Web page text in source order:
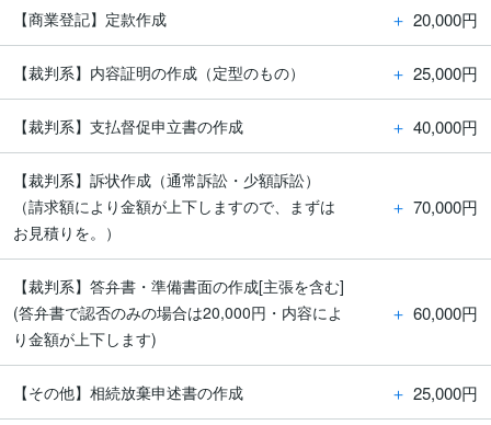
【商業登記】定款作成 ＋ 20,000円
【裁判系】内容証明の作成（定型のもの） ＋ 25,000円
【裁判系】支払督促申立書の作成 ＋ 40,000円
【裁判系】訴状作成（通常訴訟・少額訴訟）
（請求額により金額が上下しますので、まずは
お見積りを。）
＋ 70,000円
【裁判系】答弁書・準備書面の作成[主張を含む]
(答弁書で認否のみの場合は20,000円・内容によ
り金額が上下します)
＋ 60,000円
【その他】相続放棄申述書の作成 ＋ 25,000円